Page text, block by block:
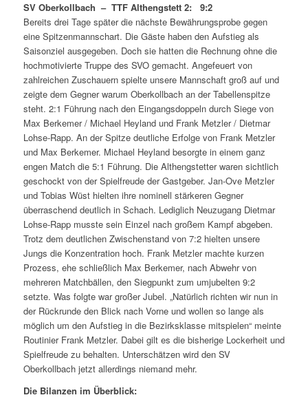
SV Oberkollbach – TTF Althengstett 2: 9:2
Bereits drei Tage später die nächste Bewährungsprobe gegen
eine Spitzenmannschart. Die Gäste haben den Aufstieg als
Saisonziel ausgegeben. Doch sie hatten die Rechnung ohne die
hochmotivierte Truppe des SVO gemacht. Angefeuert von
zahlreichen Zuschauern spielte unsere Mannschaft groß auf und
zeigte dem Gegner warum Oberkollbach an der Tabellenspitze
steht. 2:1 Führung nach den Eingangsdoppeln durch Siege von
Max Berkemer / Michael Heyland und Frank Metzler / Dietmar
Lohse-Rapp. An der Spitze deutliche Erfolge von Frank Metzler
und Max Berkemer. Michael Heyland besorgte in einem ganz
engen Match die 5:1 Führung. Die Althengstetter waren sichtlich
geschockt von der Spielfreude der Gastgeber. Jan-Ove Metzler
und Tobias Wüst hielten ihre nominell stärkeren Gegner
überraschend deutlich in Schach. Lediglich Neuzugang Dietmar
Lohse-Rapp musste sein Einzel nach großem Kampf abgeben.
Trotz dem deutlichen Zwischenstand von 7:2 hielten unsere
Jungs die Konzentration hoch. Frank Metzler machte kurzen
Prozess, ehe schließlich Max Berkemer, nach Abwehr von
mehreren Matchbällen, den Siegpunkt zum umjubelten 9:2
setzte. Was folgte war großer Jubel. „Natürlich richten wir nun in
der Rückrunde den Blick nach Vorne und wollen so lange als
möglich um den Aufstieg in die Bezirksklasse mitspielen“ meinte
Routinier Frank Metzler. Dabei gilt es die bisherige Lockerheit und
Spielfreude zu behalten. Unterschätzen wird den SV
Oberkollbach jetzt allerdings niemand mehr.
Die Bilanzen im Überblick: